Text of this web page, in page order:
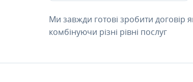
Ми завжди готові зробити договір
комбінуючи різні рівні послуг